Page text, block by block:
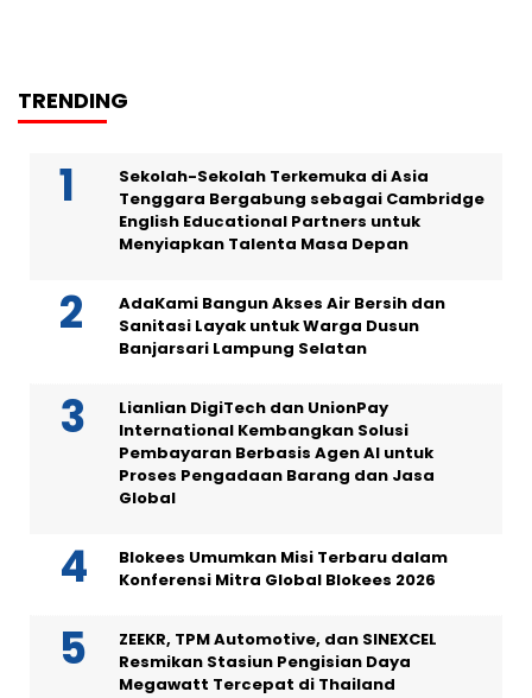
TRENDING
Sekolah-Sekolah Terkemuka di Asia
Tenggara Bergabung sebagai Cambridge
English Educational Partners untuk
Menyiapkan Talenta Masa Depan
AdaKami Bangun Akses Air Bersih dan
Sanitasi Layak untuk Warga Dusun
Banjarsari Lampung Selatan
Lianlian DigiTech dan UnionPay
International Kembangkan Solusi
Pembayaran Berbasis Agen AI untuk
Proses Pengadaan Barang dan Jasa
Global
Blokees Umumkan Misi Terbaru dalam
Konferensi Mitra Global Blokees 2026
ZEEKR, TPM Automotive, dan SINEXCEL
Resmikan Stasiun Pengisian Daya
Megawatt Tercepat di Thailand